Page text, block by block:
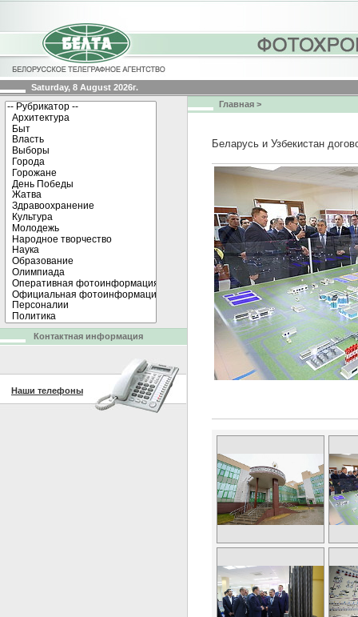
Saturday, 8 August 2026г.
Главная >
Беларусь и Узбекистан
Контактная информация
Наши телефоны